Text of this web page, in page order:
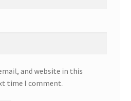
and website in this
time I comment.